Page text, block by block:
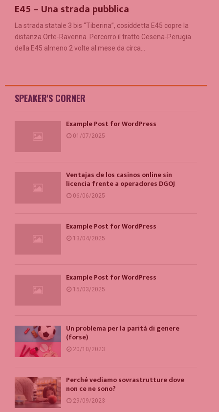
E45 – Una strada pubblica
La strada statale 3 bis “Tiberina”, cosiddetta E45 copre la
distanza Orte-Ravenna. Percorro il tratto Cesena-Perugia
della E45 almeno 2 volte al mese da circa...
SPEAKER'S CORNER
Example Post for WordPress
01/07/2025
Ventajas de los casinos online sin
licencia frente a operadores DGOJ
06/06/2025
Example Post for WordPress
13/04/2025
Example Post for WordPress
15/03/2025
Un problema per la parità di genere
(forse)
20/10/2023
Perché vediamo sovrastrutture dove
non ce ne sono?
29/09/2023